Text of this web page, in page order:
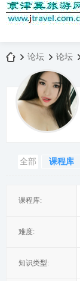
»
论坛
›
论坛
全部 课程库
课程库:
难度:
知识类型: